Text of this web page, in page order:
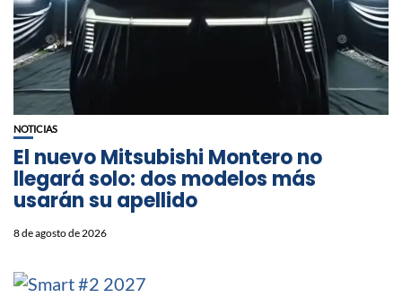
NOTICIAS
⁠El nuevo Mitsubishi Montero no
llegará solo: dos modelos más
usarán su apellido
8 de agosto de 2026